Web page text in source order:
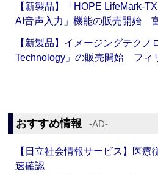
【新製品】「HOPE LifeMark-
AI音声入力」機能の販売開始
【新製品】イメージングテクノ
Technology」の販売開始 フィ
おすすめ情報 ‐AD‐
【日立社会情報サービス】医
速確認